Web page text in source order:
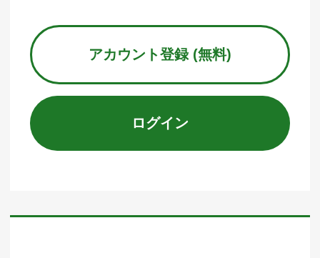
アカウント登録 (無料)
ログイン